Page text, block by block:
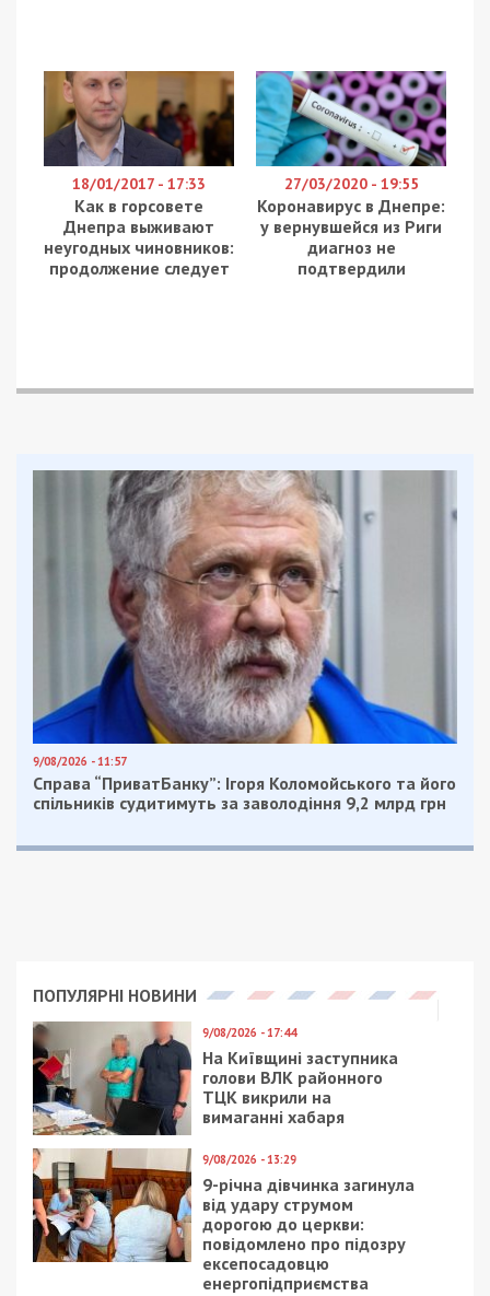
18/01/2017 - 17:33
Как в горсовете
Днепра выживают
неугодных чиновников:
продолжение следует
27/03/2020 - 19:55
Коронавирус в Днепре:
у вернувшейся из Риги
диагноз не
подтвердили
9/08/2026 - 11:57
Справа “ПриватБанку”: Ігоря Коломойського та його
спільників судитимуть за заволодіння 9,2 млрд грн
ПОПУЛЯРНІ НОВИНИ
9/08/2026 - 17:44
На Київщині заступника
голови ВЛК районного
ТЦК викрили на
вимаганні хабаря
9/08/2026 - 13:29
9-річна дівчинка загинула
від удару струмом
дорогою до церкви:
повідомлено про підозру
ексепосадовцю
енергопідприємства